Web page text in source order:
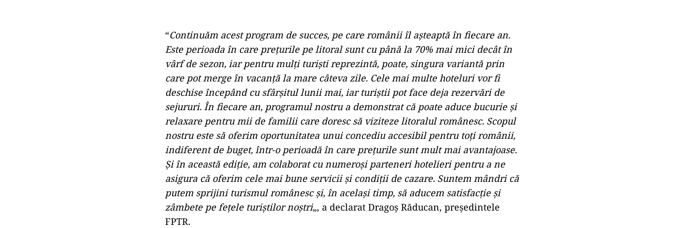
“Continuăm acest program de succes, pe care românii îl așteaptă în fiecare an.
Este perioada în care prețurile pe litoral sunt cu până la 70% mai mici decât în
vârf de sezon, iar pentru mulți turiști reprezintă, poate, singura variantă prin
care pot merge în vacanță la mare câteva zile. Cele mai multe hoteluri vor fi
deschise începând cu sfârșitul lunii mai, iar turiștii pot face deja rezervări de
sejururi. În fiecare an, programul nostru a demonstrat că poate aduce bucurie și
relaxare pentru mii de familii care doresc să viziteze litoralul românesc. Scopul
nostru este să oferim oportunitatea unui concediu accesibil pentru toți românii,
indiferent de buget, într-o perioadă în care prețurile sunt mult mai avantajoase.
Și în această ediție, am colaborat cu numeroși parteneri hotelieri pentru a ne
asigura că oferim cele mai bune servicii și condiții de cazare. Suntem mândri că
putem sprijini turismul românesc și, în același timp, să aducem satisfacție și
zâmbete pe fețele turiștilor noștri„, a declarat Dragoș Răducan, președintele
FPTR.